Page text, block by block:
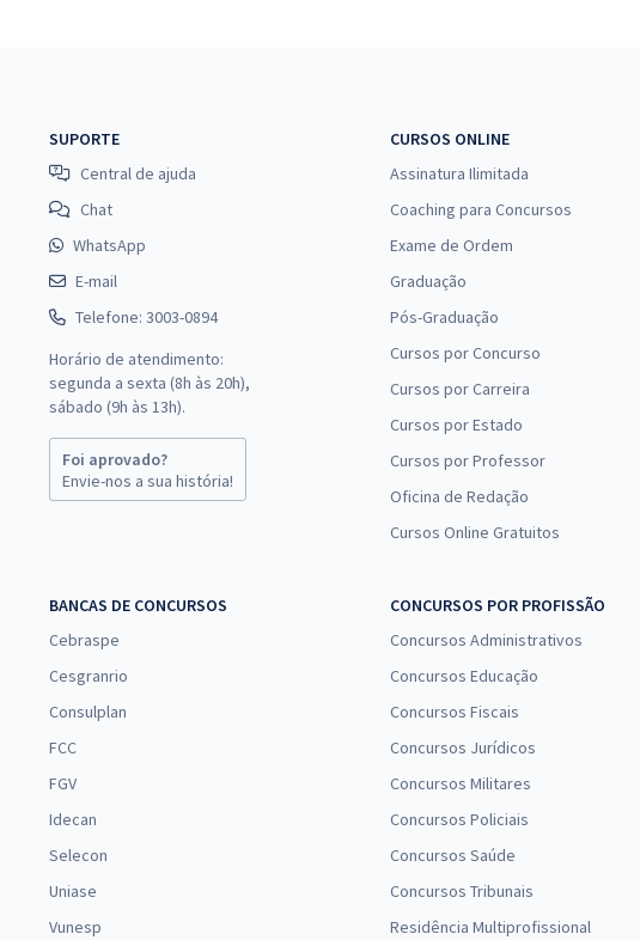
SUPORTE
Central de ajuda
Chat
WhatsApp
E-mail
Telefone: 3003-0894
Horário de atendimento:
segunda a sexta (8h às 20h),
sábado (9h às 13h).
Foi aprovado?
Envie-nos a sua história!
CURSOS ONLINE
Assinatura Ilimitada
Coaching para Concursos
Exame de Ordem
Graduação
Pós-Graduação
Cursos por Concurso
Cursos por Carreira
Cursos por Estado
Cursos por Professor
Oficina de Redação
Cursos Online Gratuitos
BANCAS DE CONCURSOS
Cebraspe
Cesgranrio
Consulplan
FCC
FGV
Idecan
Selecon
Uniase
Vunesp
CONCURSOS POR PROFISSÃO
Concursos Administrativos
Concursos Educação
Concursos Fiscais
Concursos Jurídicos
Concursos Militares
Concursos Policiais
Concursos Saúde
Concursos Tribunais
Residência Multiprofissional